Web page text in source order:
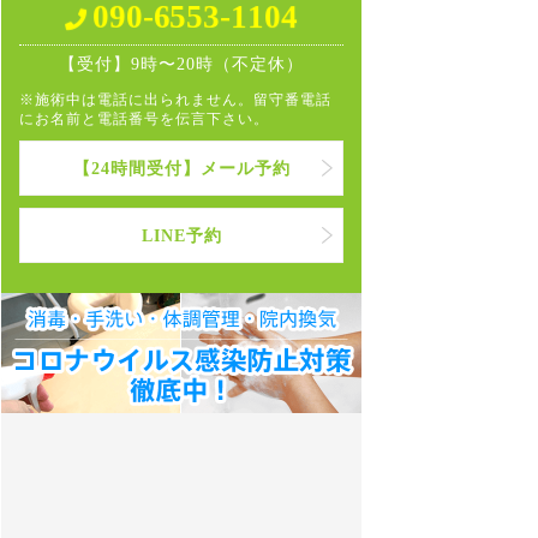
090-6553-1104
【受付】9時〜20時（不定休）
※施術中は電話に出られません。留守番電話
にお名前と電話番号を伝言下さい。
【24時間受付】メール予約
LINE予約